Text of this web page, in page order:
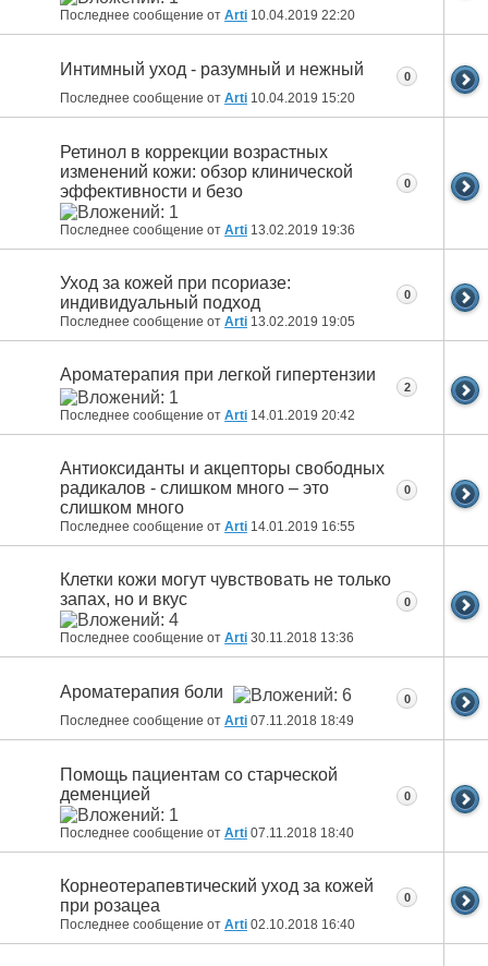
Последнее сообщение от Arti 10.04.2019 22:20
Интимный уход - разумный и нежный
Последнее сообщение от Arti 10.04.2019 15:20
0
Ретинол в коррекции возрастных
изменений кожи: обзор клинической
эффективности и безо
Последнее сообщение от Arti 13.02.2019 19:36
0
Уход за кожей при псориазе:
индивидуальный подход
Последнее сообщение от Arti 13.02.2019 19:05
0
Ароматерапия при легкой гипертензии
Последнее сообщение от Arti 14.01.2019 20:42
2
Антиоксиданты и акцепторы свободных
радикалов - слишком много – это
слишком много
Последнее сообщение от Arti 14.01.2019 16:55
0
Клетки кожи могут чувствовать не только
запах, но и вкус
Последнее сообщение от Arti 30.11.2018 13:36
0
Ароматерапия боли
Последнее сообщение от Arti 07.11.2018 18:49
0
Помощь пациентам со старческой
деменцией
Последнее сообщение от Arti 07.11.2018 18:40
0
Корнеотерапевтический уход за кожей
при розацеа
Последнее сообщение от Arti 02.10.2018 16:40
0